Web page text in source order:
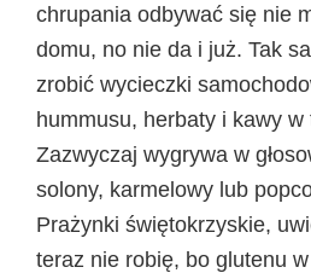
chrupania odbywać się nie
domu, no nie da i już. Tak
zrobić wycieczki
hummusu, herbaty i kawy w
Zazwyczaj wygrywa w
solony, karmelowy lub
Prażynki świętokrzyskie,
teraz nie robię, bo glutenu